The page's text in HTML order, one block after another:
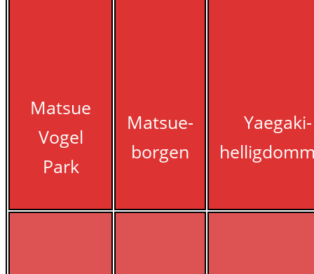
Matsue
Vogel
Park
Matsue-
borgen
Yaegaki-